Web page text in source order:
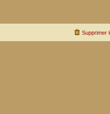
Supprimer